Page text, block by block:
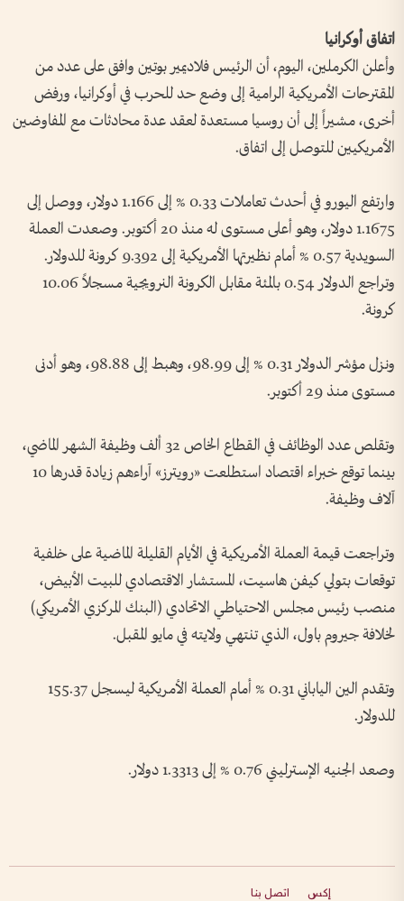
اتفاق أوكرانيا
وأعلن الكرملين، اليوم، أن الرئيس فلاديمير بوتين وافق على عدد من
المقترحات الأمريكية الرامية إلى وضع حد للحرب في أوكرانيا، ورفض
أخرى، مشيراً إلى أن روسيا مستعدة لعقد عدة محادثات مع المفاوضين
الأمريكيين للتوصل إلى اتفاق.
وارتفع اليورو في أحدث تعاملات 0.33 % إلى 1.166 دولار، ووصل إلى
1.1675 دولار، وهو أعلى مستوى له منذ 20 أكتوبر. وصعدت العملة
السويدية 0.57 % أمام نظيرتها الأمريكية إلى 9.392 كرونة للدولار.
وتراجع الدولار 0.54 بالمئة مقابل الكرونة النرويجية مسجلاً 10.06
كرونة.
ونزل مؤشر الدولار 0.31 % إلى 98.99، وهبط إلى 98.88، وهو أدنى
مستوى منذ 29 أكتوبر.
وتقلص عدد الوظائف في القطاع الخاص 32 ألف وظيفة الشهر الماضي،
بينما توقع خبراء اقتصاد استطلعت «رويترز» آراءهم زيادة قدرها 10
آلاف وظيفة.
وتراجعت قيمة العملة الأمريكية في الأيام القليلة الماضية على خلفية
توقعات بتولي كيفن هاسيت، المستشار الاقتصادي للبيت الأبيض،
منصب رئيس مجلس الاحتياطي الاتحادي (البنك المركزي الأمريكي)
لخلافة جيروم باول، الذي تنتهي ولايته في مايو المقبل.
وتقدم الين الياباني 0.31 % أمام العملة الأمريكية ليسجل 155.37
للدولار.
وصعد الجنيه الإسترليني 0.76 % إلى 1.3313 دولار.
إكس اتصل بنا